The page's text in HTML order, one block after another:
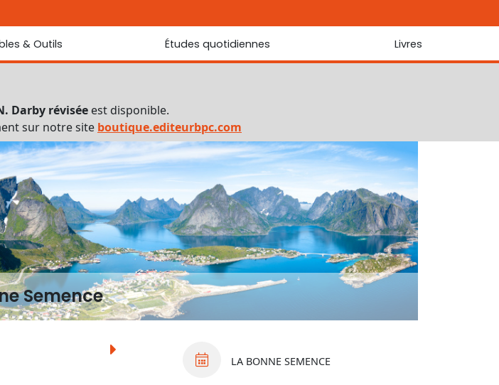
& Outils
Darby révisée
Darby
interlinéaire
interlinéaire
Nouveau Testament
Questionnaire de connaissances du Nouveau Testament
Études quotidiennes Livres
Bibliothèque
Darby révisée est disponible.
sur notre site boutique.editeurbpc.com
Semence
LA BONNE SEMENCE